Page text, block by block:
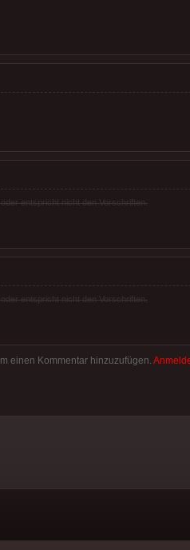
entspricht nicht den Vorschriften.
entspricht nicht den Vorschriften.
einen Kommentar hinzuzufügen.